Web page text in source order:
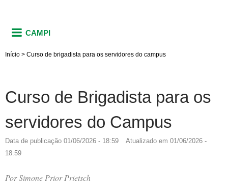
CAMPI
Início > Curso de brigadista para os servidores do campus
Curso de Brigadista para os
servidores do Campus
Data de publicação 01/06/2026 - 18:59 Atualizado em 01/06/2026 -
18:59
PorSimone Prior Prietsch